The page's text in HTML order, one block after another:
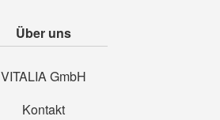
Über uns
VITALIA GmbH
Kontakt